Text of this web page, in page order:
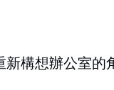
構想辦公室的